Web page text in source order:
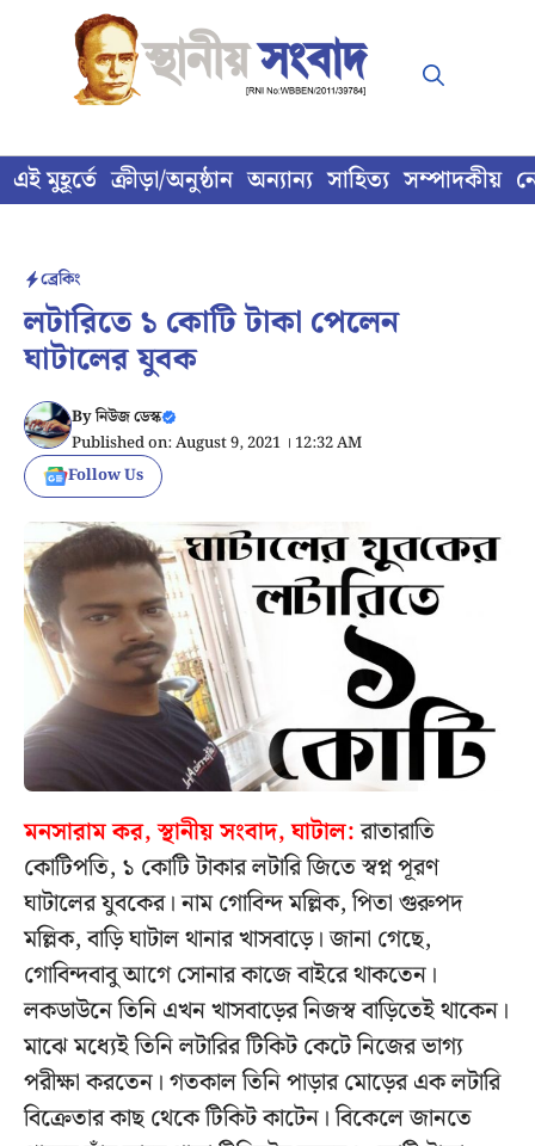
content
এই মুহূর্তে ক্রীড়া/অনুষ্ঠান অন্যান্য সাহিত্য সম্পাদকীয়
ব্রেকিং
লটারিতে ১ কোটি টাকা পেলেন
ঘাটালের যুবক
Byনিউজ ডেস্ক
Published on: August 9, 2021 । 12:32 AM
Follow Us
মনসারাম কর, স্থানীয় সংবাদ, ঘাটাল:রাতারাতি
কোটিপতি, ১ কোটি টাকার লটারি জিতে স্বপ্ন পূরণ
ঘাটালের যুবকের। নাম গোবিন্দ মল্লিক, পিতা গুরুপদ
মল্লিক, বাড়ি ঘাটাল থানার খাসবাড়ে। জানা গেছে,
গোবিন্দবাবু আগে সোনার কাজে বাইরে থাকতেন।
লকডাউনে তিনি এখন খাসবাড়ের নিজস্ব বাড়িতেই থাকেন।
মাঝে মধ্যেই তিনি লটারির টিকিট কেটে নিজের ভাগ্য
পরীক্ষা করতেন। গতকাল তিনি পাড়ার মোড়ের এক লটারি
বিক্রেতার কাছ থেকে টিকিট কাটেন। বিকেলে জানতে